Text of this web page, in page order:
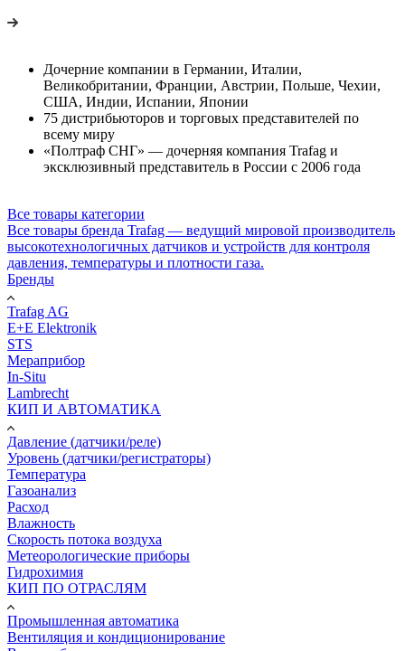
Дочерние компании в Германии, Италии,
Великобритании, Франции, Австрии, Польше, Чехии,
США, Индии, Испании, Японии
75 дистрибьюторов и торговых представителей по
всему миру
«Полтраф СНГ» — дочерняя компания Trafag и
эксклюзивный представитель в России с 2006 года
Все товары категории
Все товары бренда Trafag — ведущий мировой производитель
высокотехнологичных датчиков и устройств для контроля
давления, температуры и плотности газа.
Бренды
Trafag AG
E+E Elektronik
STS
Мераприбор
In-Situ
Lambrecht
КИП И АВТОМАТИКА
Давление (датчики/реле)
Уровень (датчики/регистраторы)
Температура
Газоанализ
Расход
Влажность
Скорость потока воздуха
Метеорологические приборы
Гидрохимия
КИП ПО ОТРАСЛЯМ
Промышленная автоматика
Вентиляция и кондиционирование